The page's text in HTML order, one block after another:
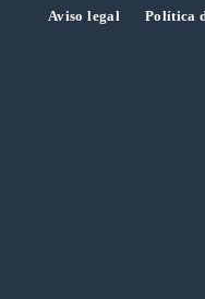
Aviso legal Política